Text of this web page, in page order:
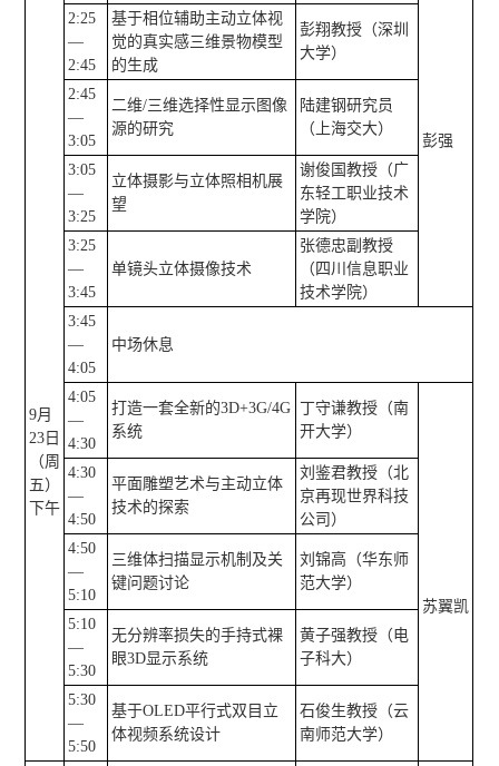
9月
23日
（周
五）
下午
彭强
2:25
—
2:45
基于相位辅助主动立体视
觉的真实感三维景物模型
的生成
彭翔教授（深圳
大学）
2:45
—
3:05
二维/三维选择性显示图像
源的研究
陆建钢研究员
（上海交大）
3:05
—
3:25
立体摄影与立体照相机展
望
谢俊国教授（广
东轻工职业技术
学院）
3:25
—
3:45
单镜头立体摄像技术
张德忠副教授
（四川信息职业
技术学院）
3:45
—
4:05
中场休息
4:05
—
4:30
打造一套全新的3D+3G/4G
系统
丁守谦教授（南
开大学）
苏翼凯
4:30
—
4:50
平面雕塑艺术与主动立体
技术的探索
刘鉴君教授（北
京再现世界科技
公司）
4:50
—
5:10
三维体扫描显示机制及关
键问题讨论
刘锦高（华东师
范大学）
5:10
—
5:30
无分辨率损失的手持式裸
眼3D显示系统
黄子强教授（电
子科大）
5:30
—
5:50
基于OLED平行式双目立
体视频系统设计
石俊生教授（云
南师范大学）